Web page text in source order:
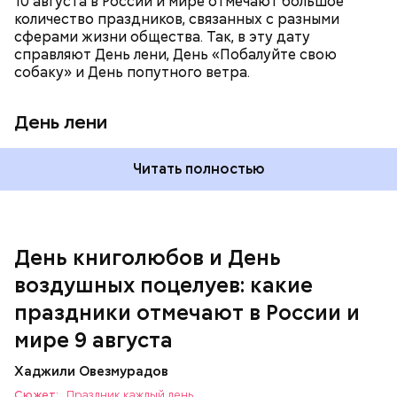
количество праздников, связанных с разными
сферами жизни общества. Так, в эту дату
справляют День лени, День «Побалуйте свою
собаку» и День попутного ветра.
День лени
Читать полностью
День книголюбов и День
воздушных поцелуев: какие
праздники отмечают в России и
мире 9 августа
Хаджили Овезмурадов
День воздушных поцелуев
День «Счастье случается»
напомнить людям, что счастье на самом деле
кроется в мелочах. Отпраздновать этот день
можно, поделившись с другими людьми
счастливыми моментами из своей жизни.